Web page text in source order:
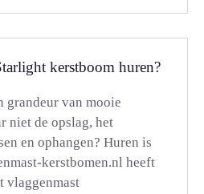
kerstboom huren?
grandeur van mooie
niet de opslag, het
en ophangen? Huren is
kerstbomen.nl heeft
vlaggenmast